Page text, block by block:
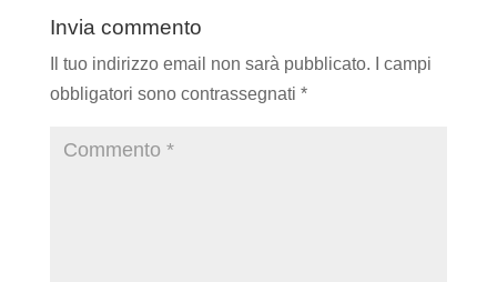
Invia commento
Il tuo indirizzo email non sarà pubblicato.
I campi
obbligatori sono contrassegnati *